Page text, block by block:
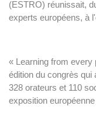
(ESTRO) réunissait,
experts européens, à
« Learning from every
édition du congrès qui
328 orateurs et 110
exposition